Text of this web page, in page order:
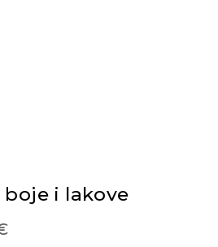
boje i lakove